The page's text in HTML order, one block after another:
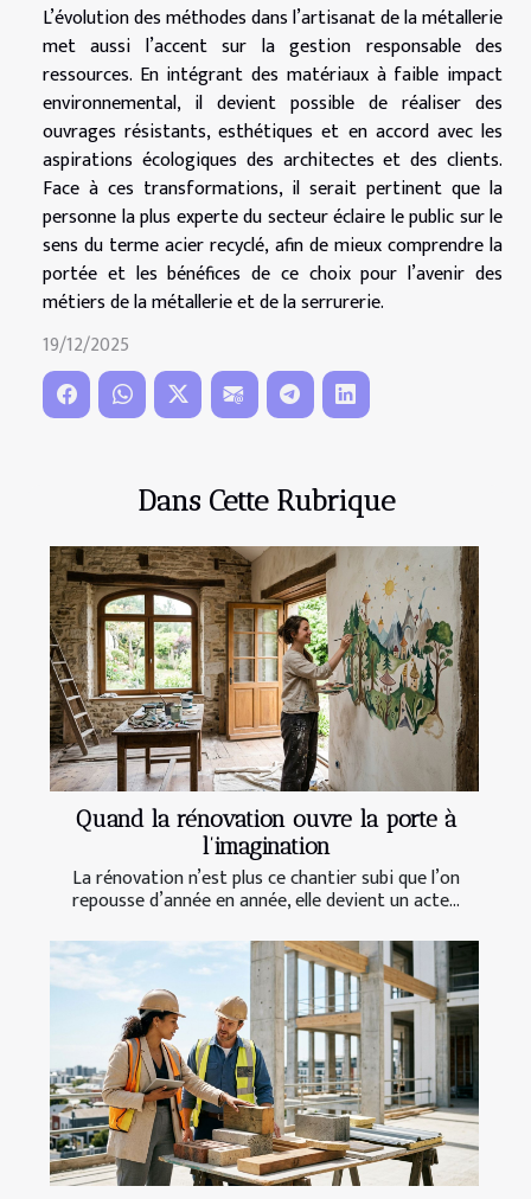
Dans Cette Rubrique
Quand la rénovation ouvre la porte à
l’imagination
La rénovation n’est plus ce chantier subi que l’on
repousse d’année en année, elle devient un acte...
L’évolution des méthodes dans l’artisanat de la métallerie
met aussi l’accent sur la gestion responsable des
ressources. En intégrant des matériaux à faible impact
environnemental, il devient possible de réaliser des
ouvrages résistants, esthétiques et en accord avec les
aspirations écologiques des architectes et des clients.
Face à ces transformations, il serait pertinent que la
personne la plus experte du secteur éclaire le public sur le
sens du terme acier recyclé, afin de mieux comprendre la
portée et les bénéfices de ce choix pour l’avenir des
métiers de la métallerie et de la serrurerie.
19/12/2025